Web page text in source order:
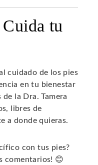
tu
cuidado de los pies
en tu bienestar
la Dra. Tamera
libres de
a donde quieras.
con tus pies?
comentarios! 😊